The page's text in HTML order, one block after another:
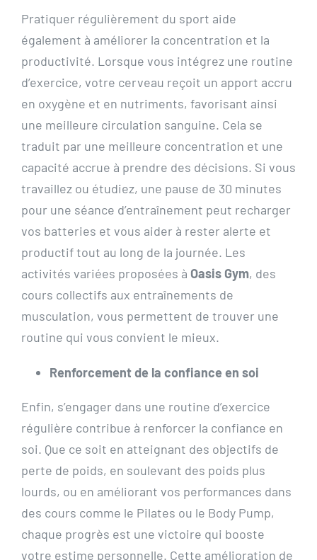
Pratiquer régulièrement du sport aide
également à améliorer la concentration et la
productivité. Lorsque vous intégrez une routine
d’exercice, votre cerveau reçoit un apport accru
en oxygène et en nutriments, favorisant ainsi
une meilleure circulation sanguine. Cela se
traduit par une meilleure concentration et une
capacité accrue à prendre des décisions. Si vous
travaillez ou étudiez, une pause de 30 minutes
pour une séance d’entraînement peut recharger
vos batteries et vous aider à rester alerte et
productif tout au long de la journée. Les
activités variées proposées à Oasis Gym, des
cours collectifs aux entraînements de
musculation, vous permettent de trouver une
routine qui vous convient le mieux.
Renforcement de la confiance en soi
Enfin, s’engager dans une routine d’exercice
régulière contribue à renforcer la confiance en
soi. Que ce soit en atteignant des objectifs de
perte de poids, en soulevant des poids plus
lourds, ou en améliorant vos performances dans
des cours comme le Pilates ou le Body Pump,
chaque progrès est une victoire qui booste
votre estime personnelle. Cette amélioration de